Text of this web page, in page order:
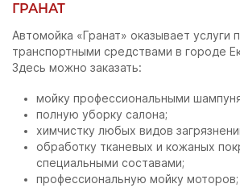
ГРАНАТ
Автомойка «Гранат» оказывает услуги
транспортными средствами в городе
Здесь можно заказать:
мойку профессиональными
полную уборку салона;
химчистку любых видов
обработку тканевых и кожаных
специальными составами;
профессиональную мойку моторов;